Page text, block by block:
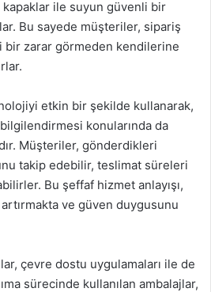
kapaklar ile suyun güvenli bir
Bu sayede müşteriler, sipariş
zarar görmeden kendilerine
etkin bir şekilde kullanarak,
konularında da
Müşteriler, gönderdikleri
takip edebilir, teslimat süreleri
Bu şeffaf hizmet anlayışı,
ve güven duygusunu
çevre dostu uygulamaları ile de
sürecinde kullanılan ambalajlar,